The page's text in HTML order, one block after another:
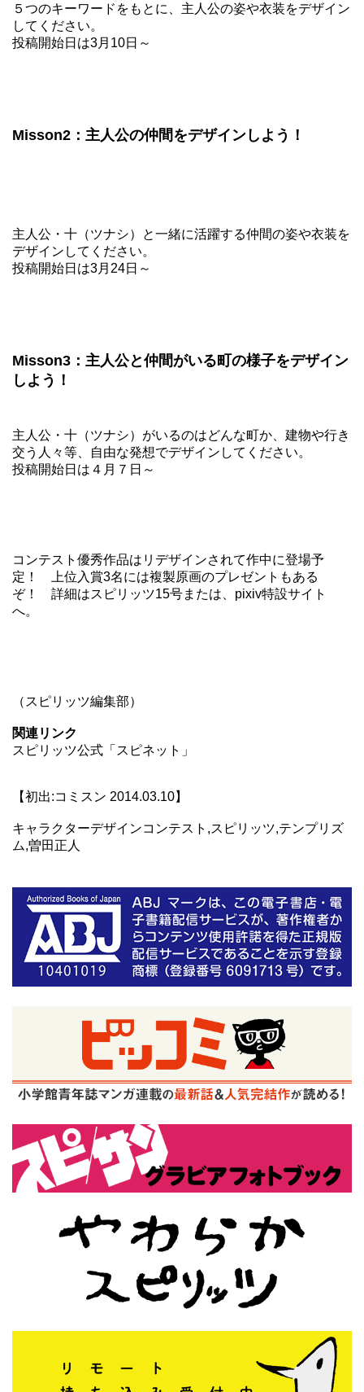
５つのキーワードをもとに、主人公の姿や衣装をデザイン
してください。
投稿開始日は3月10日～
Misson2：主人公の仲間をデザインしよう！
主人公・十（ツナシ）と一緒に活躍する仲間の姿や衣装を
デザインしてください。
投稿開始日は3月24日～
Misson3：主人公と仲間がいる町の様子をデザイン
しよう！
主人公・十（ツナシ）がいるのはどんな町か、建物や行き
交う人々等、自由な発想でデザインしてください。
投稿開始日は４月７日～
コンテスト優秀作品はリデザインされて作中に登場予
定！ 上位入賞3名には複製原画のプレゼントもある
ぞ！ 詳細はスピリッツ15号または、 pixiv特設サイト
へ。
（スピリッツ編集部）
関連リンク
スピリッツ公式「スピネット」
【初出:コミスン 2014.03.10】
キャラクターデザインコンテスト,スピリッツ,テンプリズ
ム,曽田正人